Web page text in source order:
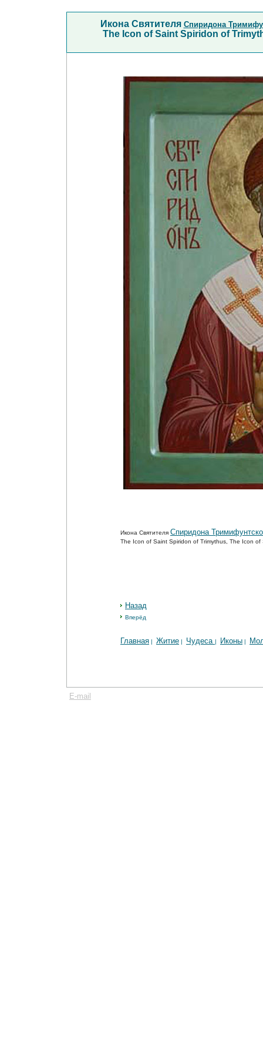
Икона Святителя Спиридона
The Icon of Saint Spiridon of
Икона Святителя Спиридона
The Icon of Saint Spiridon of Trimythus, The Icon
Назад
Вперёд
Главная | Житие | Чудеса | Иконы |
E-mail